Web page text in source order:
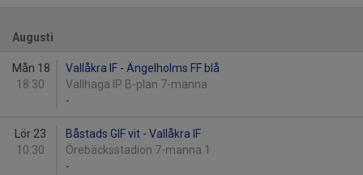
Augusti
Mån 18
18:30
Vallåkra IF - Ängelholms FF blå
Vallhaga IP B-plan 7-manna
-
Lör 23
10:30
Båstads GIF vit - Vallåkra IF
Örebäcksstadion 7-manna 1
-